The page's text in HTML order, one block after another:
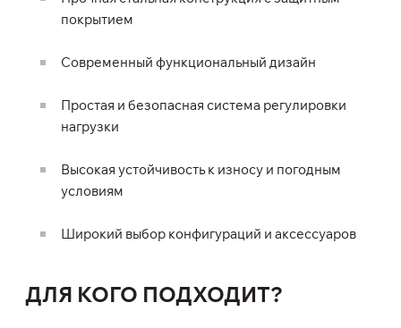
покрытием
Современный функциональный дизайн
Простая и безопасная система регулировки
нагрузки
Высокая устойчивость к износу и погодным
условиям
Широкий выбор конфигураций и аксессуаров
ДЛЯ КОГО ПОДХОДИТ?